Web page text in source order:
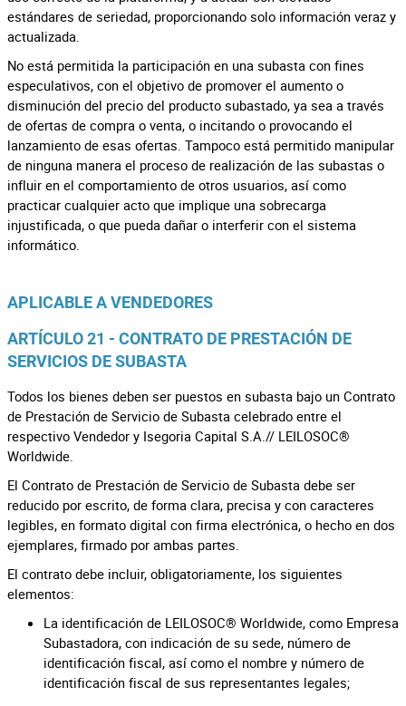
estándares de seriedad, proporcionando solo información veraz y
actualizada.
No está permitida la participación en una subasta con fines
especulativos, con el objetivo de promover el aumento o
disminución del precio del producto subastado, ya sea a través
de ofertas de compra o venta, o incitando o provocando el
lanzamiento de esas ofertas. Tampoco está permitido manipular
de ninguna manera el proceso de realización de las subastas o
influir en el comportamiento de otros usuarios, así como
practicar cualquier acto que implique una sobrecarga
injustificada, o que pueda dañar o interferir con el sistema
informático.
APLICABLE A VENDEDORES
ARTÍCULO 21 - CONTRATO DE PRESTACIÓN DE
SERVICIOS DE SUBASTA
Todos los bienes deben ser puestos en subasta bajo un Contrato
de Prestación de Servicio de Subasta celebrado entre el
respectivo Vendedor y Isegoria Capital S.A.// LEILOSOC®
Worldwide.
El Contrato de Prestación de Servicio de Subasta debe ser
reducido por escrito, de forma clara, precisa y con caracteres
legibles, en formato digital con firma electrónica, o hecho en dos
ejemplares, firmado por ambas partes.
El contrato debe incluir, obligatoriamente, los siguientes
elementos:
La identificación de LEILOSOC® Worldwide, como Empresa
Subastadora, con indicación de su sede, número de
identificación fiscal, así como el nombre y número de
identificación fiscal de sus representantes legales;